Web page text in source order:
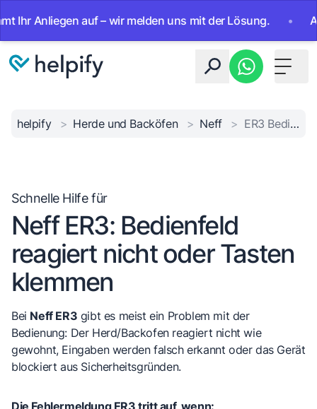
auf – wir melden uns mit der Lösung. • Ab
Toggle
helpify > Herde und Backöfen > Neff > ER3 Bedienfeldfehler Neff
Schnelle Hilfe für
Neff ER3: Bedienfeld
reagiert nicht oder Tasten
klemmen
Bei Neff ER3 gibt es meist ein Problem mit der
Bedienung: Der Herd/Backofen reagiert nicht wie
gewohnt, Eingaben werden falsch erkannt oder das Gerät
blockiert aus Sicherheitsgründen.
Die Fehlermeldung ER3 tritt auf, wenn: